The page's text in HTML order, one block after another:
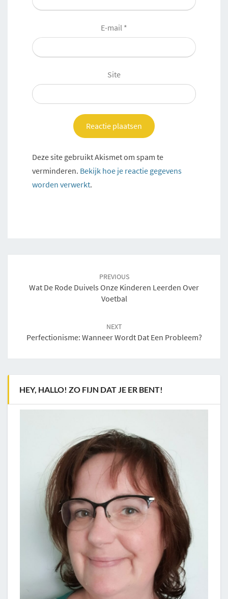
E-mail *
Site
Deze site gebruikt Akismet om spam te
verminderen. Bekijk hoe je reactie gegevens
worden verwerkt.
PREVIOUS
Wat De Rode Duivels Onze Kinderen Leerden Over
Voetbal
NEXT
Perfectionisme: Wanneer Wordt Dat Een Probleem?
HEY, HALLO! ZO FIJN DAT JE ER BENT!